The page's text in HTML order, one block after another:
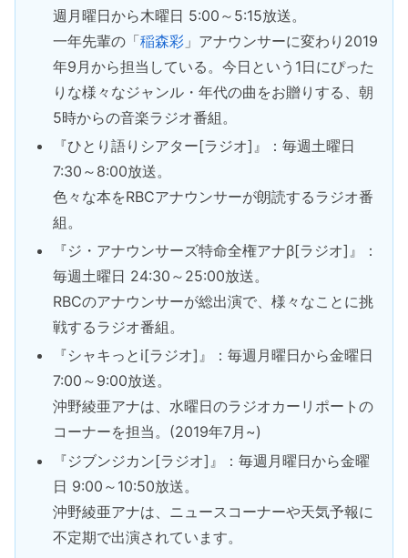
週月曜日から木曜日 5:00～5:15放送。
一年先輩の「稲森彩 」アナウンサーに変わり2019
年9月から担当している。今日という1日にぴった
りな様々なジャンル・年代の曲をお贈りする、朝
5時からの音楽ラジオ番組。
『ひとり語りシアター[ラジオ]』：毎週土曜日
7:30～8:00放送。
色々な本をRBCアナウンサーが朗読するラジオ番
組。
『ジ・アナウンサーズ特命全権アナβ[ラジオ]』：
毎週土曜日 24:30～25:00放送。
RBCのアナウンサーが総出演で、様々なことに挑
戦するラジオ番組。
『シャキっとi[ラジオ]』：毎週月曜日から金曜日
7:00～9:00放送。
沖野綾亜アナは、水曜日のラジオカーリポートの
コーナーを担当。(2019年7月~)
『ジブンジカン[ラジオ]』：毎週月曜日から金曜
日 9:00～10:50放送。
沖野綾亜アナは、ニュースコーナーや天気予報に
不定期で出演されています。